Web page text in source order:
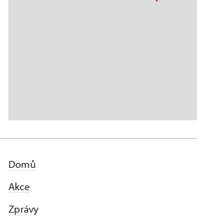
Domů
Akce
Zprávy